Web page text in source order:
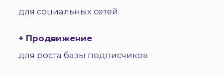
для социальных сетей
+ Продвижение
для роста базы подписчиков